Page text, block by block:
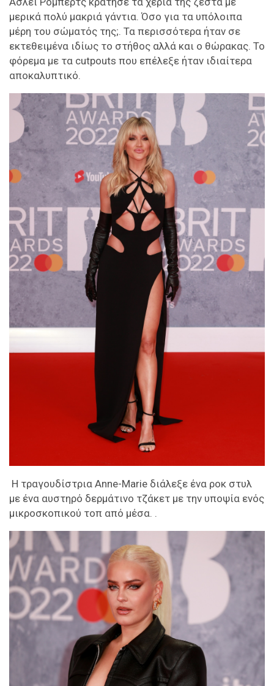
μερικά πολύ μακριά γάντια. Όσο για τα υπόλοιπα
μέρη του σώματός της;. Τα περισσότερα ήταν σε
εκτεθειμένα ιδίως το στήθος αλλά και ο θώρακας. Το
φόρεμα με τα cutpouts που επέλεξε ήταν ιδιαίτερα
αποκαλυπτικό.
Η τραγουδίστρια Anne-Marie διάλεξε ένα ροκ στυλ
με ένα αυστηρό δερμάτινο τζάκετ με την υποψία ενός
μικροσκοπικού τοπ από μέσα. .